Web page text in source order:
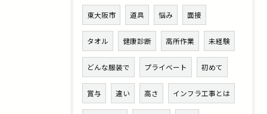
東大阪市 道具 悩み 面接
タオル 健康診断 高所作業 未経験
どんな服装で プライベート 初めて
賞与 違い 高さ インフラ工事とは